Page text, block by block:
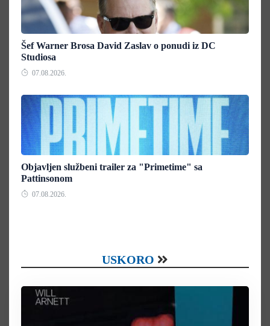
Šef Warner Brosa David Zaslav o ponudi iz DC
Studiosa
07.08.2026.
Objavljen službeni trailer za "Primetime" sa
Pattinsonom
07.08.2026.
USKORO